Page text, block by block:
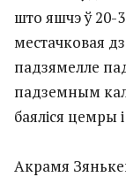
што яшчэ ў 20-
местачковая
падзямелле
падземным
баяліся цемры
Акрамя